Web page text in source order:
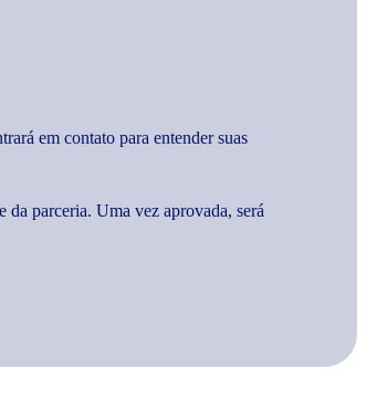
em contato para entender suas
da parceria. Uma vez aprovada, será